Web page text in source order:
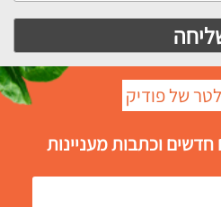
של פודיק
חדשים וכתבות מעניינות